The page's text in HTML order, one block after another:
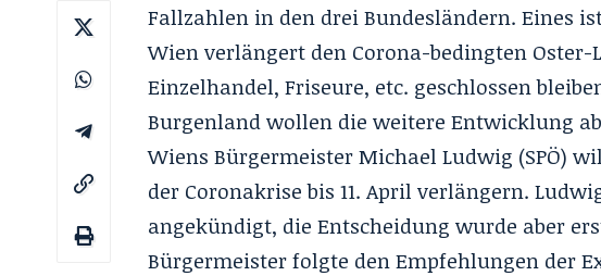
Fallzahlen in den drei Bundesländern. Eines
Wien verlängert den Corona-bedingten Oster-
Einzelhandel, Friseure, etc. geschlossen
Burgenland wollen die weitere Entwicklung
Wiens Bürgermeister Michael Ludwig (SPÖ)
der Coronakrise bis 11. April verlängern.
angekündigt, die Entscheidung wurde aber
Bürgermeister folgte den Empfehlungen der